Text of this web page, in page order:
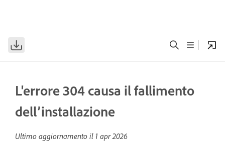
L'errore 304 causa il fallimento
dell’installazione
Ultimo aggiornamento il 1 apr 2026